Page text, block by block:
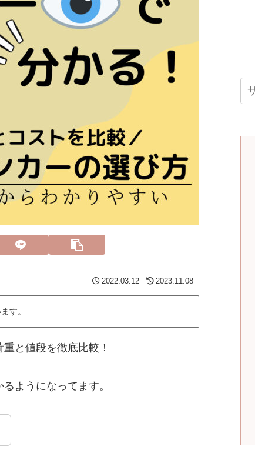
2022.03.12 2023.11.08
す。
と値段を徹底比較！
ようになってます。